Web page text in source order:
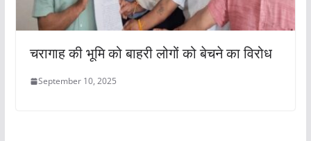
चरागाह की भूमि को बाहरी लोगों को बेचने का विरोध
September 10, 2025